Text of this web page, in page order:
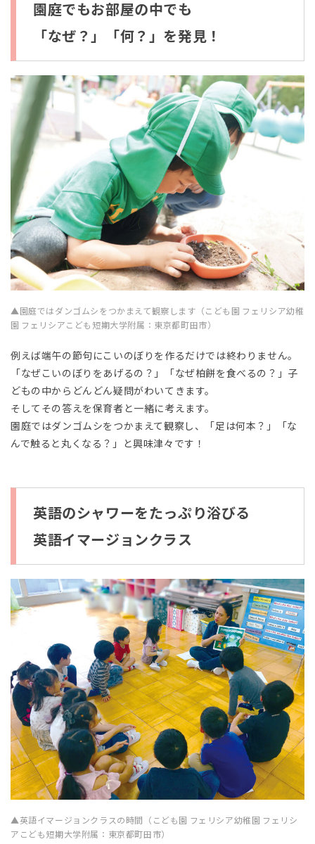
園庭でもお部屋の中でも
「なぜ？」「何？」を発見！
▲園庭ではダンゴムシをつかまえて観察します（こども園 フェリシア幼稚
園 フェリシアこども短期大学附属：東京都町田市）
例えば端午の節句にこいのぼりを作るだけでは終わりません。
「なぜこいのぼりをあげるの？」「なぜ柏餅を食べるの？」子
どもの中からどんどん疑問がわいてきます。
そしてその答えを保育者と一緒に考えます。
園庭ではダンゴムシをつかまえて観察し、「足は何本？」「な
んで触ると丸くなる？」と興味津々です！
英語のシャワーをたっぷり浴びる
英語イマージョンクラス
▲英語イマージョンクラスの時間（こども園 フェリシア幼稚園 フェリシ
アこども短期大学附属：東京都町田市）